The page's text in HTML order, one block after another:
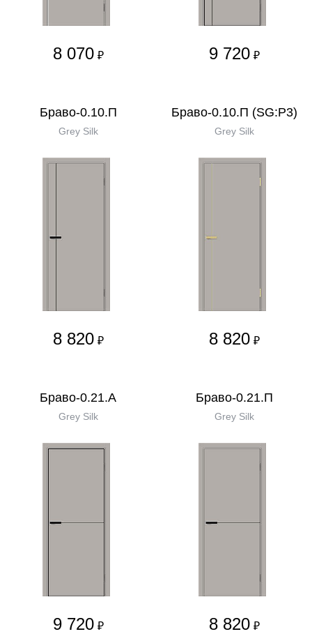
8 070 ₽ 9 720 ₽
Браво-0.10.П
Grey Silk
8 820 ₽
Браво-0.10.П (SG:P3)
Grey Silk
8 820 ₽
Браво-0.21.А
Grey Silk
9 720 ₽
Браво-0.21.П
Grey Silk
8 820 ₽